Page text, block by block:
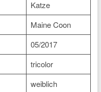
Katze
Maine Coon
05/2017
tricolor
weiblich